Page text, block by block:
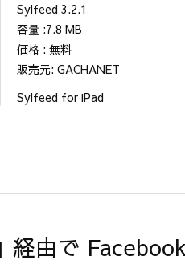
Sylfeed 3.2.1
容量 :7.8 MB
価格 : 無料
販売元: GACHANET
Sylfeed for iPad
由で